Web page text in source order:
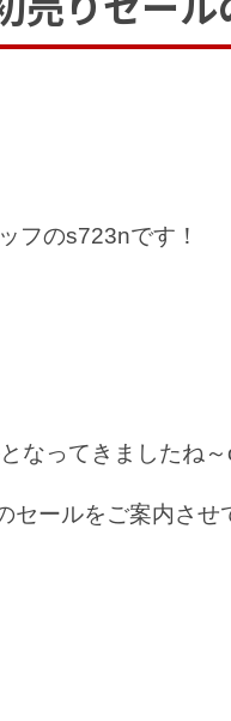
フのs723nです！
なってきましたね
セールをご案内させ